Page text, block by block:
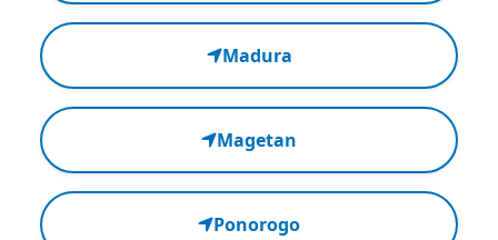
Madura
Magetan
Ponorogo